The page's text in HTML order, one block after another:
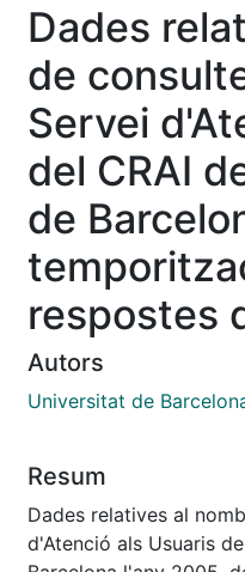
Dades
de
Servei
del CRAI
de
respostes
Autors
Universitat de
Resum
Dades relatives al
d'Atenció als Usuaris